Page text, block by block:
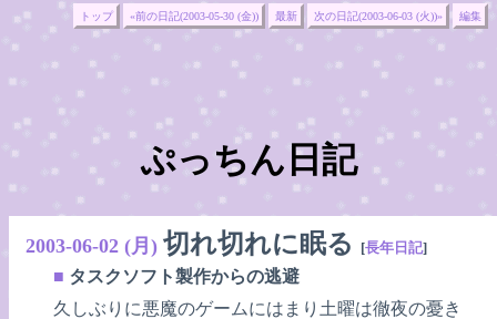
トップ «前の日記(2003-05-30 (金)) 最新 次の日記(2003-06-03 (火))» 編集
ぷっちん日記
2003-06-02 (月) 切れ切れに眠る [長年日記]
■ タスクソフト製作からの逃避
久しぶりに悪魔のゲームにはまり土曜は徹夜の憂き